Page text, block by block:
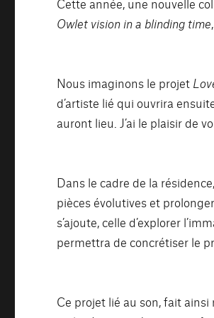
Owlet vision in a blinding time
Nous imaginons le projet
d’artiste lié qui ouvrira
auront lieu. J’ai le plaisir de
Dans le cadre de la
pièces évolutives et
s’ajoute, celle d’explorer
permettra de concrétiser le
Ce projet lié au son, fait